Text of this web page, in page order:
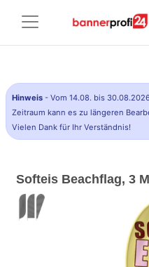
Hinweis - Vom 14.08. bis
Zeitraum kann es zu längeren
Vielen Dank für Ihr Verständnis!
Softeis Beachflag, 3